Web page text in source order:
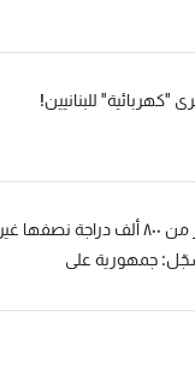
"كهربائية" للبنانيين!
أكثر من ٨٠٠ ألف دراجة نصفها غير
جمهورية على